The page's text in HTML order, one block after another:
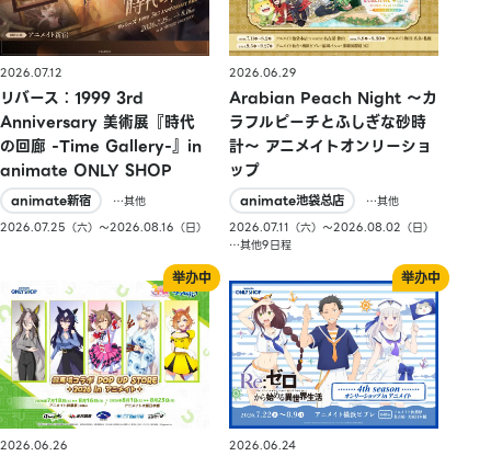
2026.07.12
リバース：1999 3rd
Anniversary 美術展『時代
の回廊 -Time Gallery-』in
animate ONLY SHOP
animate新宿
…其他
2026.07.25（六）〜2026.08.16（日）
2026.06.29
Arabian Peach Night 〜カ
ラフルピーチとふしぎな砂時
計〜 アニメイトオンリーショ
ップ
animate池袋总店
…其他
2026.07.11（六）〜2026.08.02（日）
…其他9日程
2026.06.26 2026.06.24